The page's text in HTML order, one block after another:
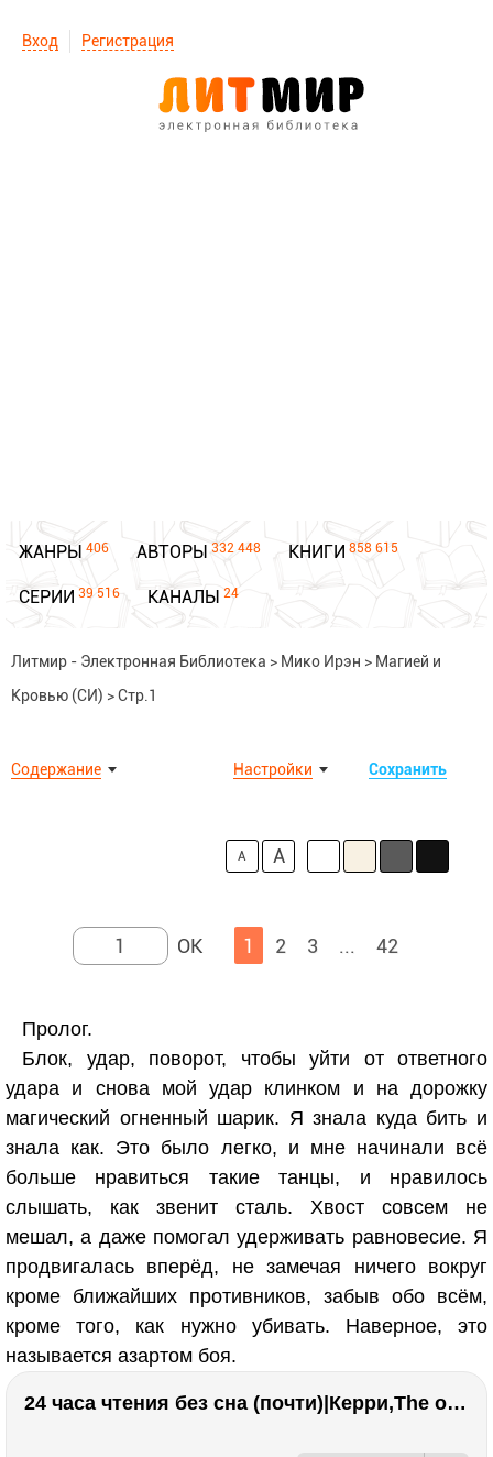
Вход Регистрация
ЖАНРЫ 406 АВТОРЫ 332 448 КНИГИ 858 615
СЕРИИ 39 516 КАНАЛЫ 24
Литмир - Электронная Библиотека > Мико Ирэн > Магией и
Кровью (СИ) >Стр.1
Содержание Сохранить
Настройки
A A
1 2 3 ... 42
Пролог.
Блок, удар, поворот, чтобы уйти от ответного
удара и снова мой удар клинком и на дорожку
магический огненный шарик. Я знала куда бить и
знала как. Это было легко, и мне начинали всё
больше нравиться такие танцы, и нравилось
слышать, как звенит сталь. Хвост совсем не
мешал, а даже помогал удерживать равновесие. Я
продвигалась вперёд, не замечая ничего вокруг
кроме ближайших противников, забыв обо всём,
кроме того, как нужно убивать. Наверное, это
называется азартом боя.
24 часа чтения без сна (почти)|Керри,The one единственный, Адвокат дьявола